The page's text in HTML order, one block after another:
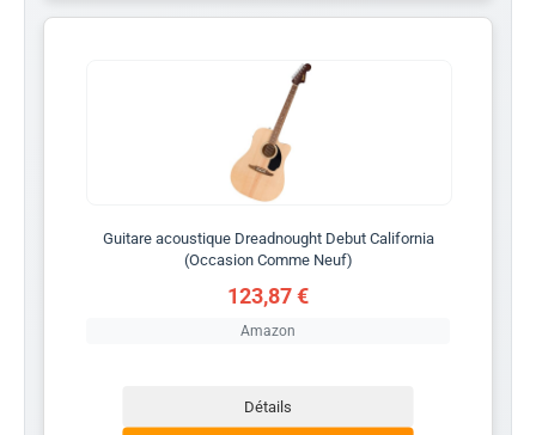
Guitare acoustique Dreadnought Debut California
(Occasion Comme Neuf)
123,87 €
Amazon
Détails